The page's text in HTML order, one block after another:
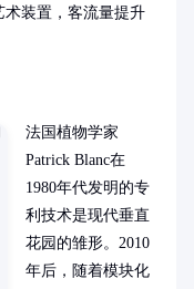
装置，客流量提升
法国植物学家
Patrick Blanc在
1980年代发明的专
利技术是现代垂直
花园的雏形。2010
年后，随着模块化